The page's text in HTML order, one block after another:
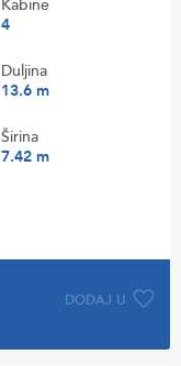
Kabine
4
Duljina
13.6 m
Širina
7.42 m
DODAJ U